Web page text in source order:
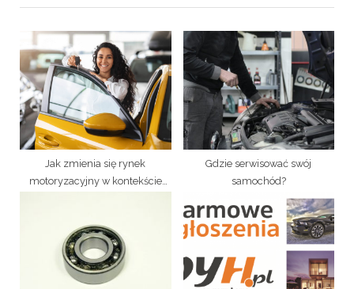
o
u
s
P
o
s
t
:
t
P
o
s
t
:
Jak zmienia się rynek
motoryzacyjny w kontekście
Gdzie serwisować swój
samochód?